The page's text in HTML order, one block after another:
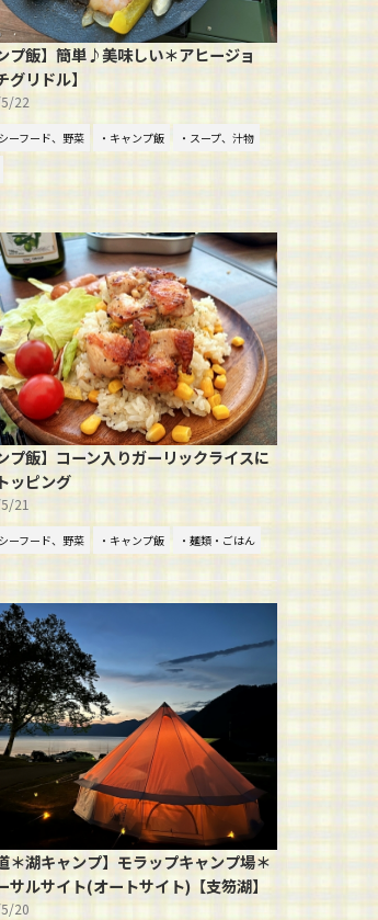
プ飯】簡単♪美味しい＊アヒージョ
グリドル】
22
ーフード、野菜 ・キャンプ飯
・スープ、汁物
プ飯】コーン入りガーリックライスに
ッピング
21
ーフード、野菜 ・キャンプ飯 ・麺類・ごはん
＊湖キャンプ】モラップキャンプ場＊
サルサイト(オートサイト)【支笏湖】
20